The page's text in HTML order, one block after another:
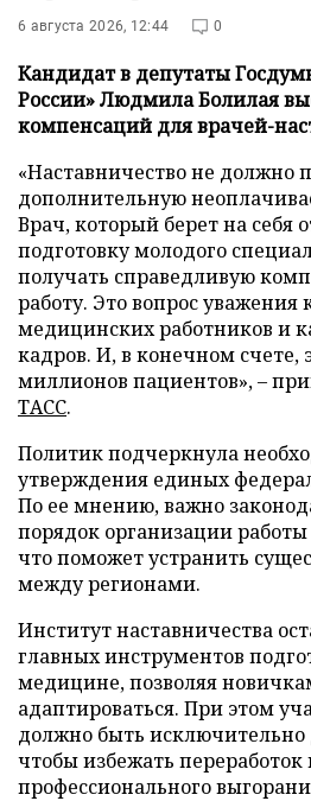
6 августа 2026, 12:44 0
Кандидат в депутаты
России» Людмила Болилая
компенсаций для врачей-
«Наставничество не должно
дополнительную
Врач, который берет на себя
подготовку молодого
получать справедливую
работу. Это вопрос уважения
медицинских работников и
кадров. И, в конечном счете,
миллионов пациентов», –
ТАСС.
Политик подчеркнула
утверждения единых
По ее мнению, важно
порядок организации
что поможет устранить
между регионами.
Институт наставничества
главных инструментов
медицине, позволяя
адаптироваться. При этом
должно быть
чтобы избежать переработок
профессионального